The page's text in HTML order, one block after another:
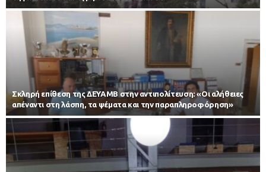
Σκληρή επίθεση της ΔΕΥΑΜΒ στην αντιπολίτευση: «Οι αλήθειες
απέναντι στη λάσπη, τα ψέματα και την παραπληροφόρηση»